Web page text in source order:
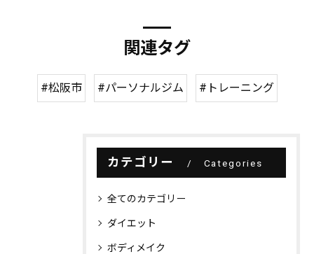
関連タグ
#松阪市 #パーソナルジム #トレーニング
カテゴリー Categories
全てのカテゴリー
ダイエット
ボディメイク